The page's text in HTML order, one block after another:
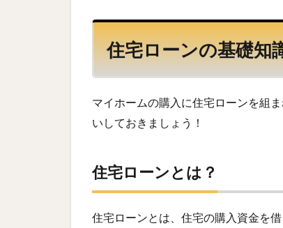
住宅ローンの基礎知
マイホームの購入に住宅ローンを組
いしておきましょう！
住宅ローンとは？
住宅ローンとは、住宅の購入資金を